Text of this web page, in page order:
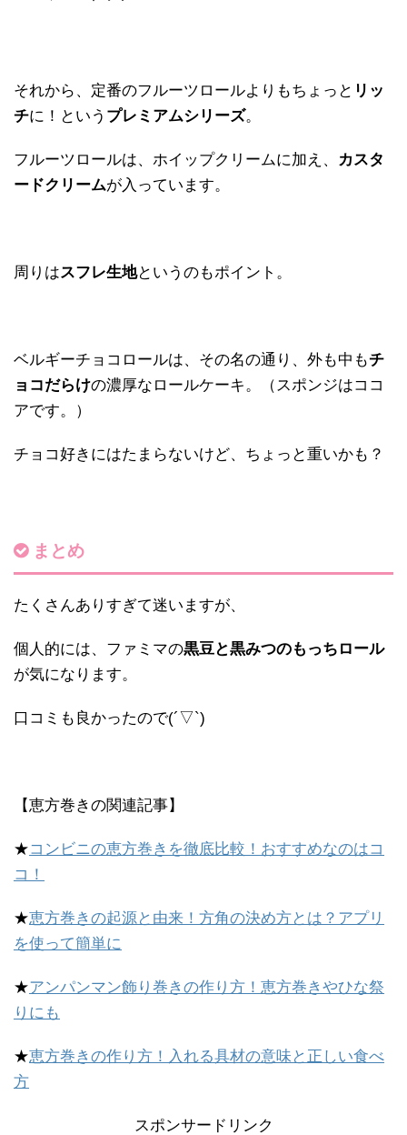
それから、定番のフルーツロールよりもちょっと リッ
チに！という プレミアムシリーズ。
フルーツロールは、ホイップクリームに加え、
カスタ
ードクリームが入っています。
周りはスフレ生地というのもポイント。
ベルギーチョコロールは、その名の通り、外も中もチ
ョコだらけの濃厚なロールケーキ。（スポンジはココ
アです。）
チョコ好きにはたまらないけど、ちょっと重いかも？
まとめ
たくさんありすぎて迷いますが、
個人的には、ファミマの黒豆と黒みつのもっちロール
が気になります。
口コミも良かったので(´▽`)
【恵方巻きの関連記事】
★コンビニの恵方巻きを徹底比較！おすすめなのはコ
コ！
★恵方巻きの起源と由来！方角の決め方とは？アプリ
を使って簡単に
★アンパンマン飾り巻きの作り方！恵方巻きやひな祭
りにも
★恵方巻きの作り方！入れる具材の意味と正しい食べ
方
スポンサードリンク